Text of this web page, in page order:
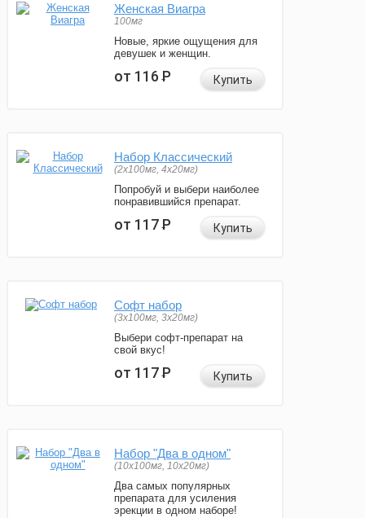
Женская Виагра
100мг
Новые, яркие ощущения для
девушек и женщин.
от 116Р Купить
Набор Классический
(2x100мг, 4x20мг)
Попробуй и выбери наиболее
понравившийся препарат.
от 117Р Купить
Софт набор
(3x100мг, 3x20мг)
Выбери софт-препарат на
свой вкус!
от 117Р Купить
Набор "Два в одном"
(10x100мг, 10x20мг)
Два самых популярных
препарата для усиления
эрекции в одном наборе!